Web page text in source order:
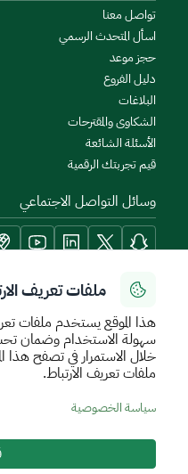
ملفات تعريف
هذا الموقع يستخدم ملفات
سهولة الاستخدام وضمان
خلال الاستمرار في تصفح هذا
ملفات تعريف الارتباط.
سياسة الخصوصية
تواصل معنا
اسأل المتحدث الرسمي
حجز موعد
دليل الفروع
البلاغات
الشكاوى والمقترحات
الأسئلة الشائعة
قيم تجربتك الرقمية
وسائل التواصل الاجتماعي
أدوات الإتاحة وامكانية
سياسة الإستخدام الآمن
جميع الحقوق محفوظة للهيئة